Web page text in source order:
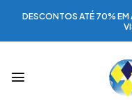
DESCONTOS ATÉ 70% EM